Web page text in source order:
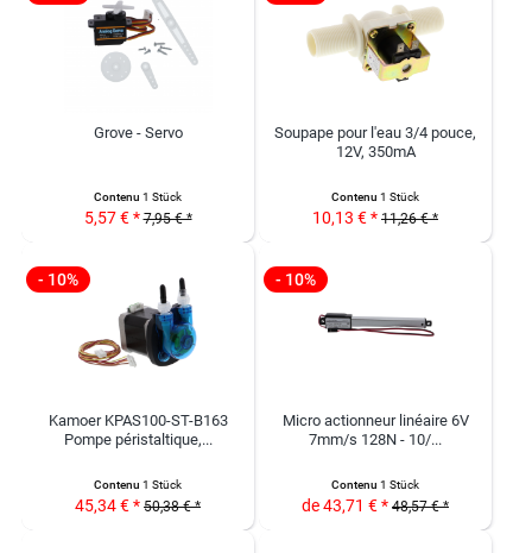
Grove - Servo
Contenu 1 Stück
5,57 € * 7,95 € *
Soupape pour l'eau 3/4 pouce,
12V, 350mA
Contenu 1 Stück
10,13 € * 11,26 € *
- 10%
Kamoer KPAS100-ST-B163
Pompe péristaltique,...
Contenu 1 Stück
45,34 € * 50,38 € *
- 10%
Micro actionneur linéaire 6V
7mm/s 128N - 10/...
Contenu 1 Stück
de 43,71 € * 48,57 € *